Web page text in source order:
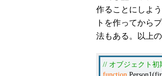
作ることにしよ
トを作ってから
法もある。以上
// オブジェクト初